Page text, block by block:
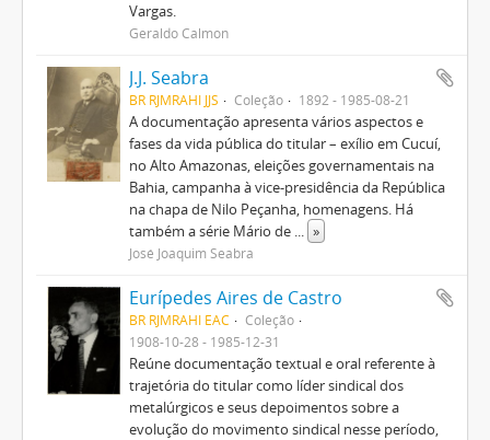
Vargas.
Geraldo Calmon
J.J. Seabra
BR RJMRAHI JJS Coleção 1892 - 1985-08-21
A documentação apresenta vários aspectos e
fases da vida pública do titular – exílio em Cucuí,
no Alto Amazonas, eleições governamentais na
Bahia, campanha à vice-presidência da República
na chapa de Nilo Peçanha, homenagens. Há
também a série Mário de ... »
José Joaquim Seabra
Eurípedes Aires de Castro
BR RJMRAHI EAC
Coleção
1908-10-28 - 1985-12-31
Reúne documentação textual e oral referente à
trajetória do titular como líder sindical dos
metalúrgicos e seus depoimentos sobre a
evolução do movimento sindical nesse período,